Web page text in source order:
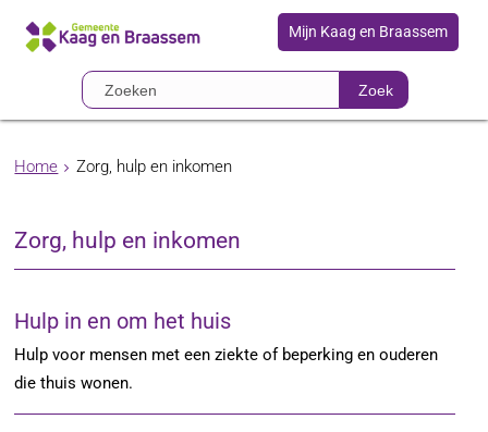
Mijn Kaag en Braassem
Zoek
Home Zorg, hulp en inkomen
Zorg, hulp en inkomen
Hulp in en om het huis
Hulp voor mensen met een ziekte of beperking en ouderen
die thuis wonen.